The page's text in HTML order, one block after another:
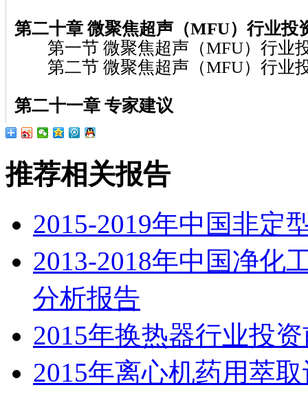
第二十章 微聚焦超声（MFU）行业投
第一节 微聚焦超声（MFU）行业
第二节 微聚焦超声（MFU）行业
第二十一章 专家建议
推荐相关报告
2015-2019年中国非定
2013-2018年中国净化
分析报告
2015年换热器行业投
2015年离心机药用萃